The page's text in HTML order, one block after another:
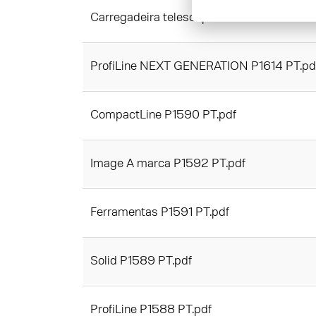
Carregadeira telescópica/X-Tra Lift P1616
ProfiLine NEXT GENERATION P1614
CompactLine P1590 PT.pdf
Image A marca P1592 PT.pdf
Ferramentas P1591 PT.pdf
Solid P1589 PT.pdf
ProfiLine P1588 PT.pdf